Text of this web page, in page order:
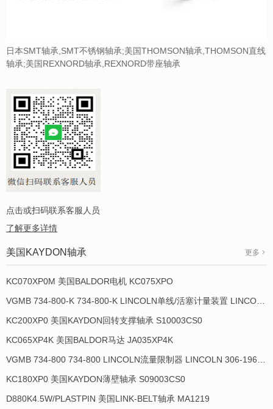
日本SMT轴承,SMT不锈钢轴承;美国THOMSON轴承,THOMSON直线
轴承;美国REXNORD轴承,REXNORD带座轴承
点击或扫码联系客服人员
了解更多详情
美国KAYDON轴承 更多
KC070XP0M 美国BALDOR电机 KC075XPO
KC200XP0 美国KAYDON回转支撑轴承 S10003CS0
KC065XP4K 美国BALDOR马达 JA035XP4K
KC180XP0 美国KAYDON薄壁轴承 S09003CS0
D880K4.5W/PLASTPIN 美国LINK-BELT轴承 MA1219